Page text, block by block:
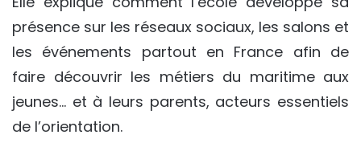
présence sur les réseaux sociaux, les salons et
les événements partout en France afin de
faire découvrir les métiers du maritime aux
jeunes… et à leurs parents, acteurs essentiels
de l’orientation.